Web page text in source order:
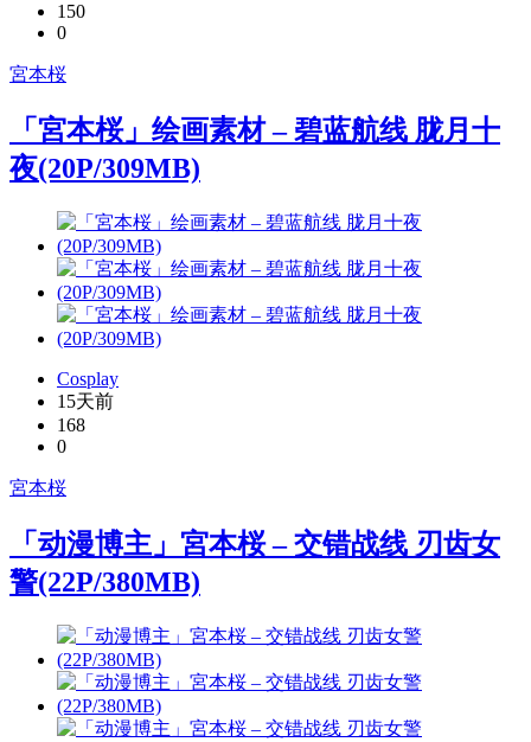
150
0
宮本桜
「宮本桜」绘画素材 – 碧蓝航线 胧月十
夜(20P/309MB)
Cosplay
15天前
168
0
宮本桜
「动漫博主」宮本桜 – 交错战线 刃齿女
警(22P/380MB)